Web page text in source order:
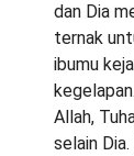
dan Dia
ternak
ibumu
Allah,
selain